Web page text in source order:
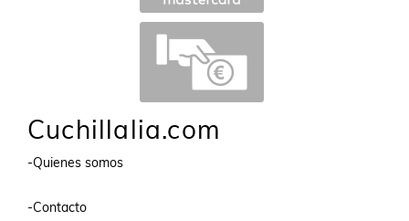
Cuchillalia.com
-Quienes somos
-Contacto